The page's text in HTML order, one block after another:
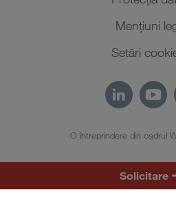
Solicitare
Mențiuni
Setări
O întreprindere din cadrul